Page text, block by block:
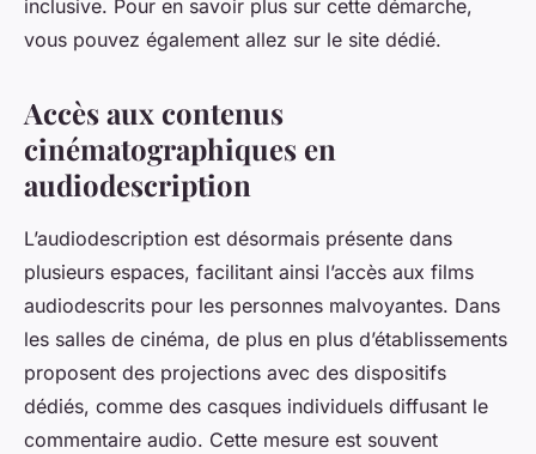
inclusive. Pour en savoir plus sur cette démarche,
vous pouvez également allez sur le site dédié.
Accès aux contenus
cinématographiques en
audiodescription
L’audiodescription est désormais présente dans
plusieurs espaces, facilitant ainsi l’accès aux films
audiodescrits pour les personnes malvoyantes. Dans
les salles de cinéma, de plus en plus d’établissements
proposent des projections avec des dispositifs
dédiés, comme des casques individuels diffusant le
commentaire audio. Cette mesure est souvent